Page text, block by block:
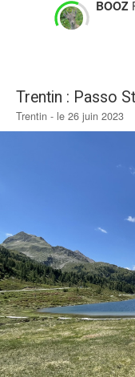
BOOZ
Trentin : Passo
Trentin - le 26 juin 2023